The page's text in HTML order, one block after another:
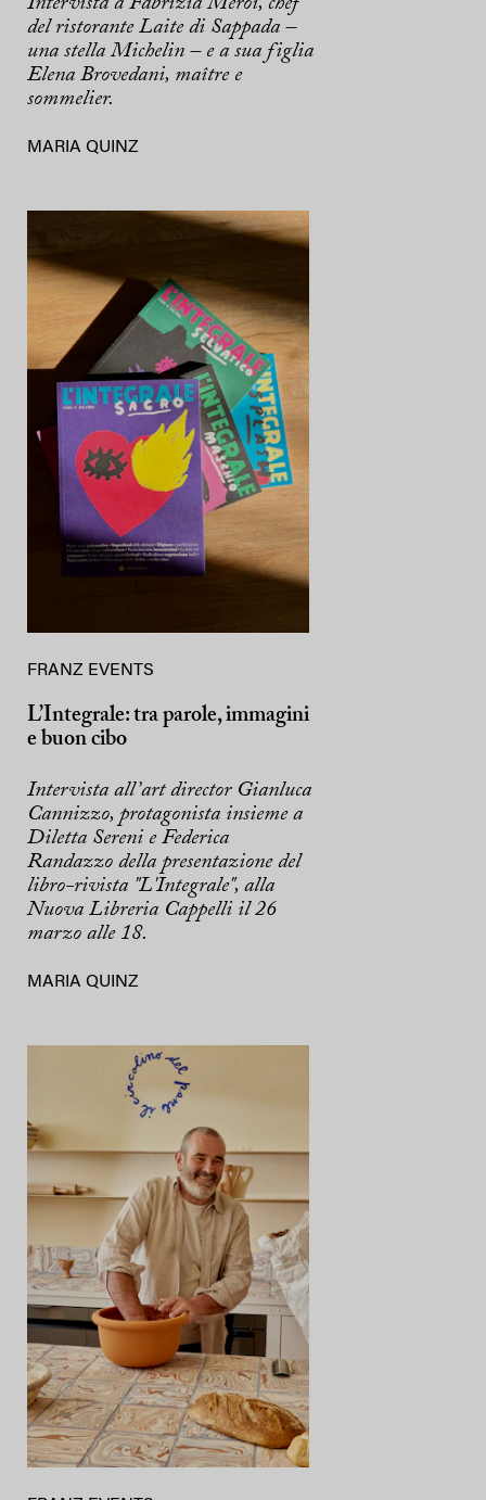
del ristorante Laite di Sappada –
una stella Michelin – e a sua figlia
Elena Brovedani, maître e
sommelier.
MARIA QUINZ
FRANZ EVENTS
L’Integrale: tra parole, immagini
e buon cibo
Intervista all’art director Gianluca
Cannizzo, protagonista insieme a
Diletta Sereni e Federica
Randazzo della presentazione del
libro-rivista "L'Integrale", alla
Nuova Libreria Cappelli il 26
marzo alle 18.
MARIA QUINZ